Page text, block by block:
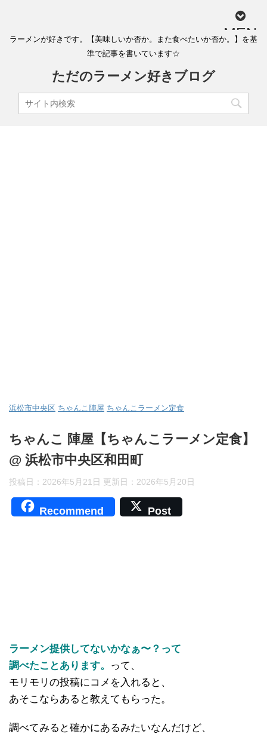
MEN
ラーメンが好きです。【美味しいか否か。また食べたいか否か。】を基
準で記事を書いています☆
ただのラーメン好きブログ
浜松市中央区 ちゃんこ陣屋 ちゃんこラーメン定食
ちゃんこ 陣屋【ちゃんこラーメン定食】
@ 浜松市中央区和田町
投稿日：2026年5月21日 更新日： 2026年5月20日
Recommend Post
ラーメン提供してないかなぁ〜？って
調べたことあります。
って、
モリモリの投稿にコメを入れると、
あそこならあると教えてもらった。
調べてみると確かにあるみたいなんだけど、